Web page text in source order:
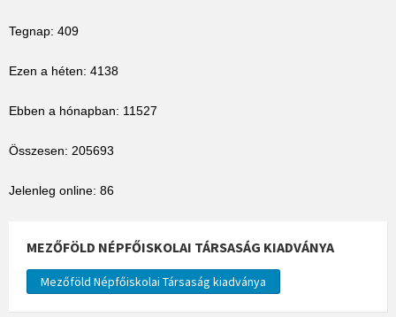
Tegnap: 409
Ezen a héten: 4138
Ebben a hónapban: 11527
Összesen: 205693
Jelenleg online: 86
MEZŐFÖLD NÉPFŐISKOLAI TÁRSASÁG KIADVÁNYA
Mezőföld Népfőiskolai Társaság kiadványa